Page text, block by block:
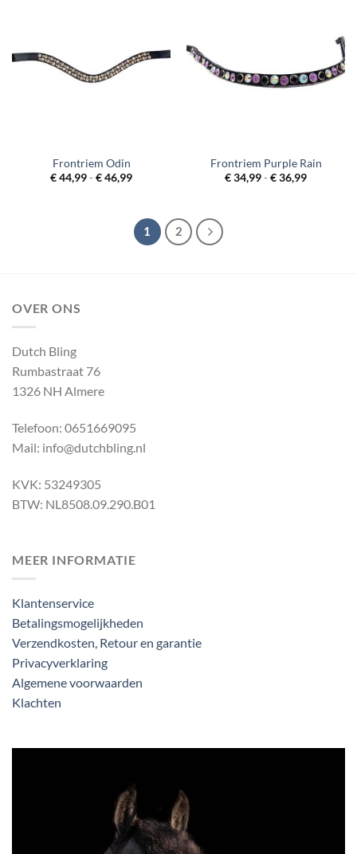
Frontriem Odin
€44,99- €46,99Prijsklasse:
Frontriem Purple Rain
€34,99- €36,99
1 2
OVER ONS
Dutch Bling
Rumbastraat 76
1326 NH Almere
Telefoon: 0651669095
Mail: info@dutchbling.nl
KVK: 53249305
BTW: NL8508.09.290.B01
MEER INFORMATIE
Klantenservice
Betalingsmogelijkheden
Verzendkosten, Retour en garantie
Privacyverklaring
Algemene voorwaarden
Klachten